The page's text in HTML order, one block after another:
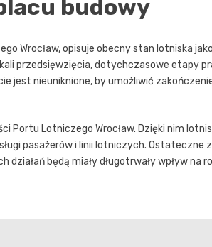
budowy
Wrocław, opisuje obecny stan lotniska
przedsięwzięcia, dotychczasowe etapy
jest nieuniknione, by umożliwić
Portu Lotniczego Wrocław. Dzięki nim
pasażerów i linii lotniczych. Ostateczne
będą miały długotrwały wpływ na